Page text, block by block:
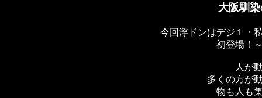
大阪馴
今回浮ドンはデジ１・
初登場！
人が
多くの方が
物も人も